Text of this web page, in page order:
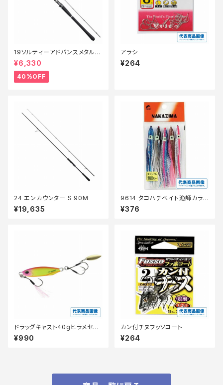
19ソルティーアドバンスメタルス
ッテ B66MLS【特価竿】【40】
¥6,330
40%OFF
アラシ
¥264
24 エンカウンター S 90M
¥19,635
9614 タコハチベイト漁師カラ
ー2.0アソート
¥376
ドラッグキャスト40gヒラメセレ
クション
¥990
カン付チヌフッソコート
¥264